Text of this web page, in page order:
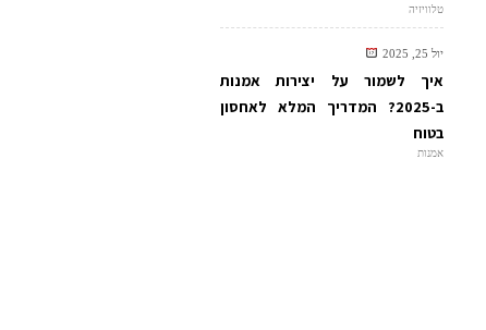
טלוויזיה
יול 25, 2025
איך לשמור על יצירות אמנות
ב-2025? המדריך המלא לאחסון
בטוח
אמנות